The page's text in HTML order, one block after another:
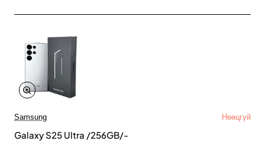
Samsung Нөөцгүй
Galaxy S25 Ultra /256GB/-